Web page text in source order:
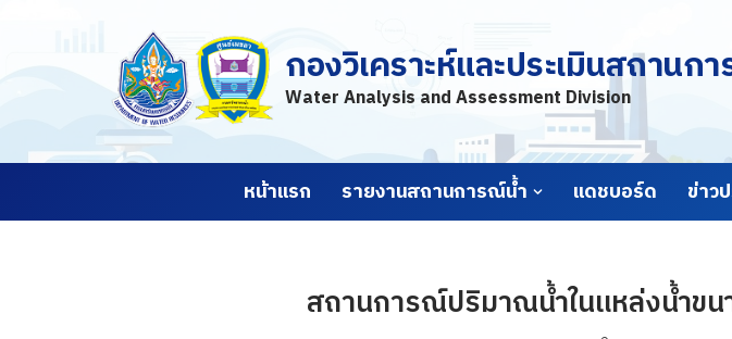
กองวิเคราะห์และประเมินสถานก
Water Analysis and Assessment Division
หน้าแรก รายงานสถานการณ์น้ำ แดชบอร์ด ข่าว
สถานการณ์ปริมาณน้ำในแหล่งน้ำข